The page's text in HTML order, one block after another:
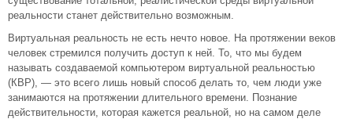
реальности станет действительно возможным.
Виртуальная реальность не есть нечто новое. На протяжении веков
человек стремился получить доступ к ней. То, что мы будем
называть создаваемой компьютером виртуальной реальностью
(КВР), — это всего лишь новый способ делать то, чем люди уже
занимаются на протяжении длительного времени. Познание
действительности, которая кажется реальной, но на самом деле